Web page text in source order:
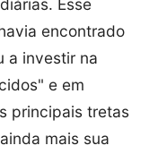
Esse
encontrado
a investir na
e em
principais tretas
mais sua